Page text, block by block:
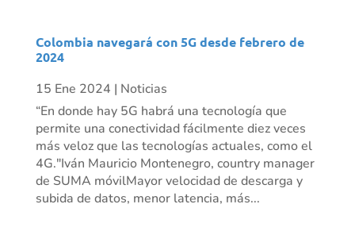
Colombia navegará con 5G desde febrero de
2024
15 Ene 2024 | Noticias
“En donde hay 5G habrá una tecnología que
permite una conectividad fácilmente diez veces
más veloz que las tecnologías actuales, como el
4G."Iván Mauricio Montenegro, country manager
de SUMA móvilMayor velocidad de descarga y
subida de datos, menor latencia, más...